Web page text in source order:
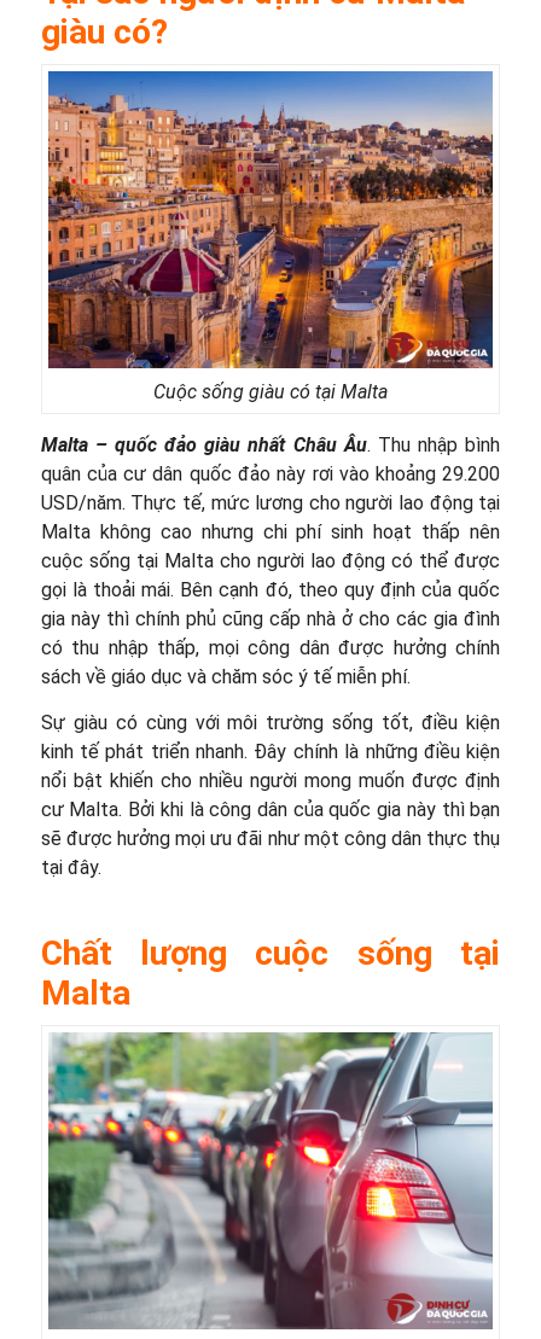
giàu có?
Cuộc sống giàu có tại Malta
Malta – quốc đảo giàu nhất Châu Âu. Thu nhập bình
quân của cư dân quốc đảo này rơi vào khoảng 29.200
USD/năm. Thực tế, mức lương cho người lao động tại
Malta không cao nhưng chi phí sinh hoạt thấp nên
cuộc sống tại Malta cho người lao động có thể được
gọi là thoải mái. Bên cạnh đó, theo quy định của quốc
gia này thì chính phủ cũng cấp nhà ở cho các gia đình
có thu nhập thấp, mọi công dân được hưởng chính
sách về giáo dục và chăm sóc ý tế miễn phí.
Sự giàu có cùng với môi trường sống tốt, điều kiện
kinh tế phát triển nhanh. Đây chính là những điều kiện
nổi bật khiến cho nhiều người mong muốn được định
cư Malta. Bởi khi là công dân của quốc gia này thì bạn
sẽ được hưởng mọi ưu đãi như một công dân thực thụ
tại đây.
Chất lượng cuộc sống tại
Malta